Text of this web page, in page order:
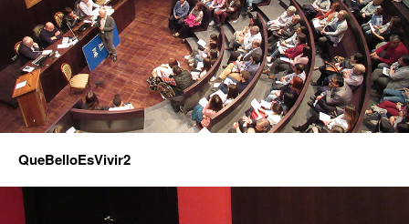
QueBelloEsVivir2